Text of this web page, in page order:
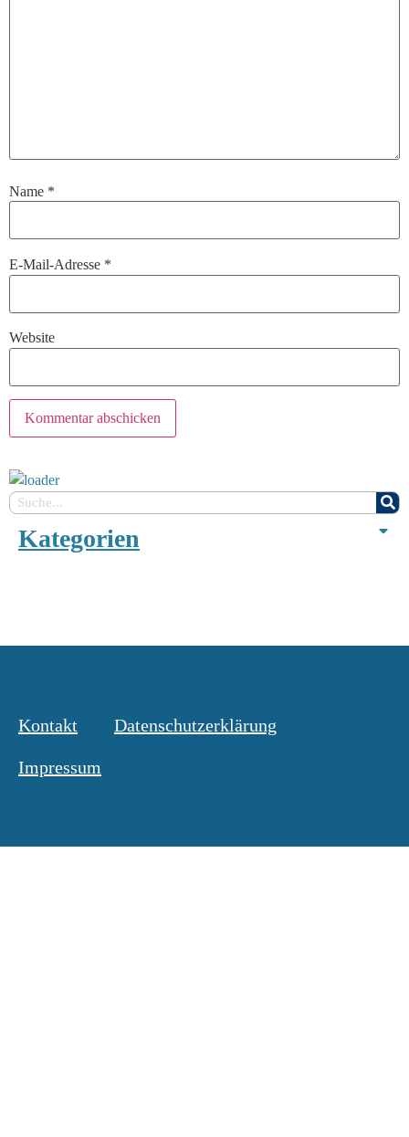
Name *
E-Mail-Adresse *
Website
Kategorien
Kontakt Datenschutzerklärung
Impressum